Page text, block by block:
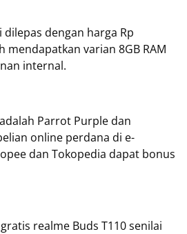
dilepas dengan harga Rp
mendapatkan varian 8GB RAM
internal.
Parrot Purple dan
online perdana di e-
dan Tokopedia dapat bonus
realme Buds T110 senilai